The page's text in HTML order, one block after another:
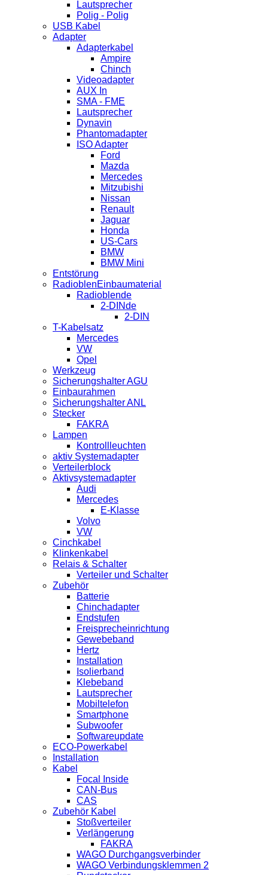
Lautsprecher
Polig - Polig
USB Kabel
Adapter
Adapterkabel
Ampire
Chinch
Videoadapter
AUX In
SMA - FME
Lautsprecher
Dynavin
Phantomadapter
ISO Adapter
Ford
Mazda
Mercedes
Mitzubishi
Nissan
Renault
Jaguar
Honda
US-Cars
BMW
BMW Mini
Entstörung
RadioblenEinbaumaterial
Radioblende
2-DINde
2-DIN
T-Kabelsatz
Mercedes
VW
Opel
Werkzeug
Sicherungshalter AGU
Einbaurahmen
Sicherungshalter ANL
Stecker
FAKRA
Lampen
Kontrollleuchten
aktiv Systemadapter
Verteilerblock
Aktivsystemadapter
Audi
Mercedes
E-Klasse
Volvo
VW
Cinchkabel
Klinkenkabel
Relais & Schalter
Verteiler und Schalter
Zubehör
Batterie
Chinchadapter
Endstufen
Freisprecheinrichtung
Gewebeband
Hertz
Installation
Isolierband
Klebeband
Lautsprecher
Mobiltelefon
Smartphone
Subwoofer
Softwareupdate
ECO-Powerkabel
Installation
Kabel
Focal Inside
CAN-Bus
CAS
Zubehör Kabel
Stoßverteiler
Verlängerung
FAKRA
WAGO Durchgangsverbinder
WAGO Verbindungsklemmen 2